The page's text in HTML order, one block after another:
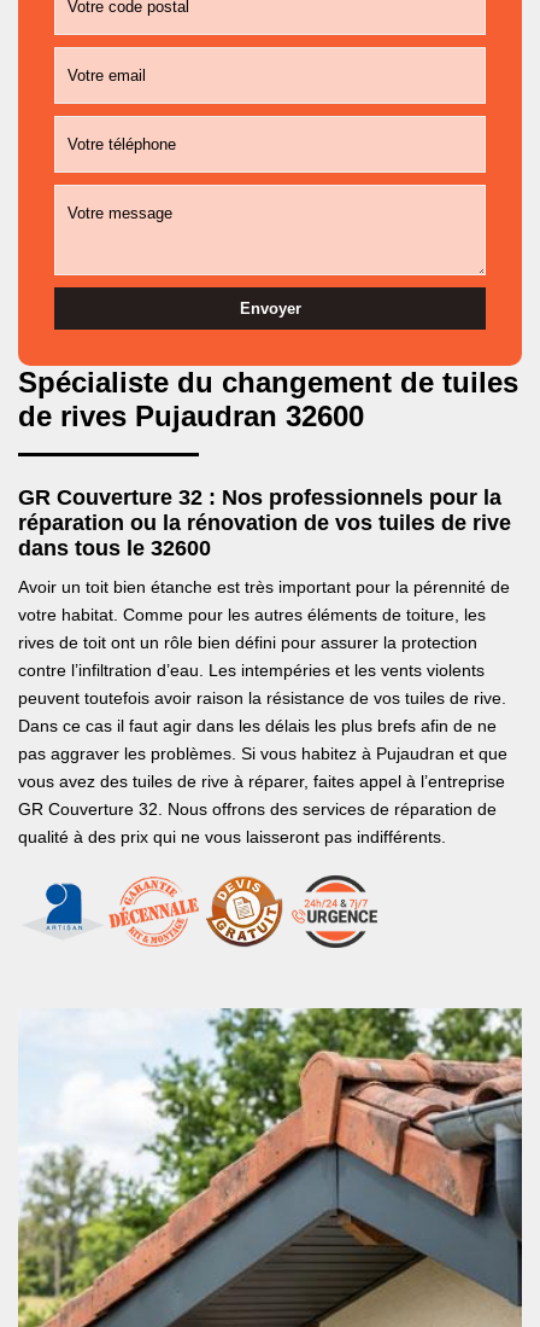
Spécialiste du changement de tuiles
de rives Pujaudran 32600
GR Couverture 32 : Nos professionnels pour la
réparation ou la rénovation de vos tuiles de rive
dans tous le 32600
Avoir un toit bien étanche est très important pour la pérennité de
votre habitat. Comme pour les autres éléments de toiture, les
rives de toit ont un rôle bien défini pour assurer la protection
contre l’infiltration d’eau. Les intempéries et les vents violents
peuvent toutefois avoir raison la résistance de vos tuiles de rive.
Dans ce cas il faut agir dans les délais les plus brefs afin de ne
pas aggraver les problèmes. Si vous habitez à Pujaudran et que
vous avez des tuiles de rive à réparer, faites appel à l’entreprise
GR Couverture 32. Nous offrons des services de réparation de
qualité à des prix qui ne vous laisseront pas indifférents.